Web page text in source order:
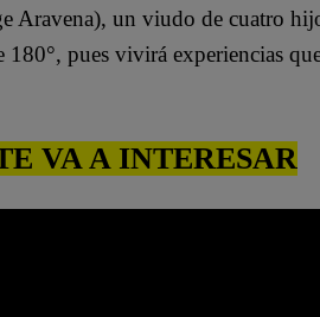
Aravena), un viudo de cuatro
180°, pues vivirá experiencias
VA A INTERESAR